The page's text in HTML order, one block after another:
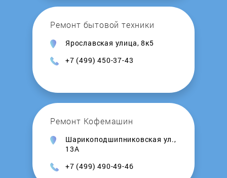
Samsung
SENSEIT
Sigma
Smartisan
Ремонт бытовой техники
Ярославская улица, 8к5
+7 (499) 450-37-43
Ремонт Кофемашин
Шарикоподшипниковская ул.,
13А
+7 (499) 490-49-46